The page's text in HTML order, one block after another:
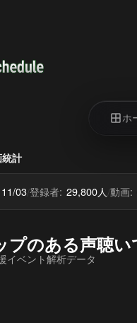
ホ
計
11/03/登録者: 29,800人/動画:
プのある声聴
イベント解析データ